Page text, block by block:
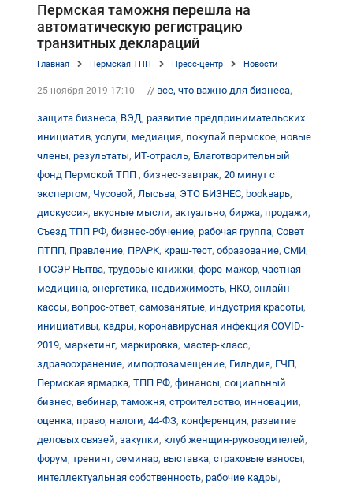
Пермская таможня перешла на
автоматическую регистрацию
транзитных деклараций
Главная Пермская ТПП Пресс-центр Новости
25 ноября 2019 17:10 // все, что важно для бизнеса,
защита бизнеса, ВЭД, развитие предпринимательских
инициатив, услуги, медиация, покупай пермское, новые
члены, результаты, ИТ-отрасль, Благотворительный
фонд Пермской ТПП , бизнес-завтрак, 20 минут с
экспертом, Чусовой, Лысьва, ЭТО БИЗНЕС, bookварь,
дискуссия, вкусные мысли, актуально, биржа, продажи,
Съезд ТПП РФ, бизнес-обучение, рабочая группа, Совет
ПТПП, Правление, ПРАРК, краш-тест, образование, СМИ,
ТОСЭР Нытва, трудовые книжки, форс-мажор, частная
медицина, энергетика, недвижимость, НКО, онлайн-
кассы, вопрос-ответ, самозанятые, индустрия красоты,
инициативы, кадры, коронавирусная инфекция COVID-
2019, маркетинг, маркировка, мастер-класс,
здравоохранение, импортозамещение, Гильдия, ГЧП,
Пермская ярмарка, ТПП РФ, финансы, социальный
бизнес, вебинар, таможня, строительство, инновации,
оценка, право, налоги, 44-ФЗ, конференция, развитие
деловых связей, закупки, клуб женщин-руководителей,
форум, тренинг, семинар, выставка, страховые взносы,
интеллектуальная собственность, рабочие кадры,